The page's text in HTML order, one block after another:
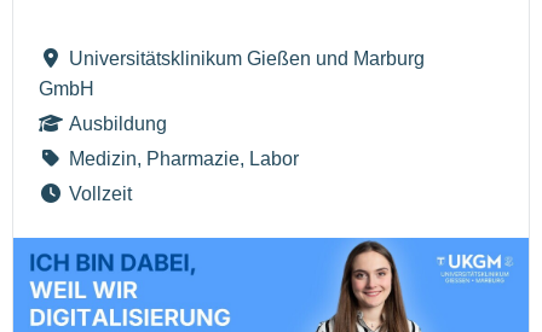
Universitätsklinikum Gießen und Marburg
GmbH
Ausbildung
Medizin, Pharmazie, Labor
Vollzeit